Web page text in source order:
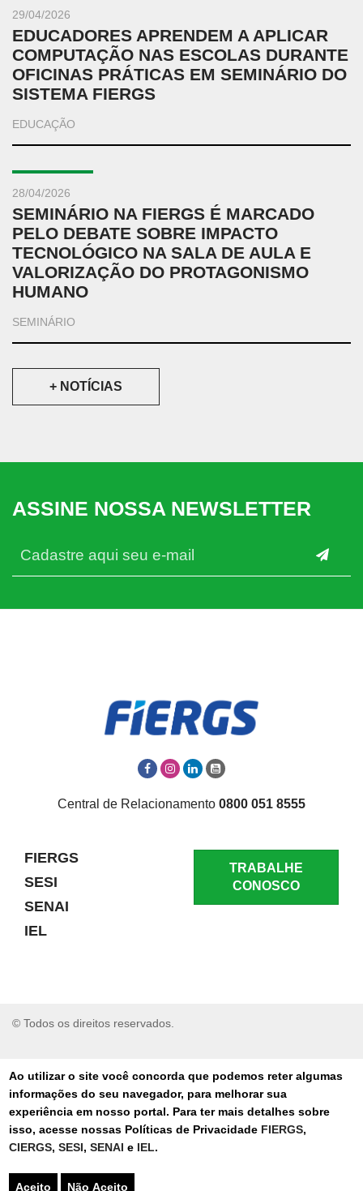
Ao utilizar o site você concorda que podemos reter algumas
informações do seu navegador, para melhorar sua
experiência em nosso portal. Para ter mais detalhes sobre
isso, acesse nossas Políticas de Privacidade FIERGS,
CIERGS,SESI,SENAIe IEL.
Aceito Não Aceito
29/04/2026
EDUCADORES APRENDEM A APLICAR
COMPUTAÇÃO NAS ESCOLAS DURANTE
OFICINAS PRÁTICAS EM SEMINÁRIO DO
SISTEMA FIERGS
EDUCAÇÃO
28/04/2026
SEMINÁRIO NA FIERGS É MARCADO
PELO DEBATE SOBRE IMPACTO
TECNOLÓGICO NA SALA DE AULA E
VALORIZAÇÃO DO PROTAGONISMO
HUMANO
SEMINÁRIO
+ NOTÍCIAS
ASSINE NOSSA NEWSLETTER
Central de Relacionamento 0800 051 8555
FIERGS
SESI
SENAI
IEL
TRABALHE
CONOSCO
© Todos os direitos reservados.
AUTO-ATENDIMENTO
PORTAL DE COMPRAS
TERMOS DE USO